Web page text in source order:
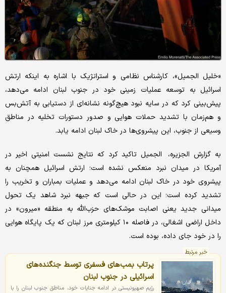
«خلیل الجمیل»، کارشناس نظامی و استراتژیک با اشاره به اینکه ارتش
اسرائیل به توسعه عملیات زمینی خود در جنوب لبنان ادامه می‌دهد،
پیش‌بینی کرد که در سایه نبود هیچ‌گونه نشانه‌ای از دستیابی به آتش‌بس
و هم‌زمان با تشدید حملات هوایی و صدور دستورات تخلیه در مناطق
وسیعی از جنوب، این پیشروی‌ها در خاک لبنان ادامه یابد.
به گزارش الجزیره، الجمیل تاکید کرد که نتایج نشست امنیتی اخیر در
آمریکا در میدان نبرد منعکس نشده است؛ ارتش اسرائیل همچنان به
پیشروی خود در خاک لبنان ادامه می‌دهد و عملیات بمباران و تخریب را
تشدید کرده است؛ این در حالی است که جبهه نبرد شاهد یک تحول
میدانی جدید یعنی اصابت موشک‌های حزب‌الله به منطقه «میرون» در
داخل اراضی اشغالی، در فاصله ۱۰ کیلومتری مرز لبنان که یک پایگاه هوایی
را در خود جای داده، بوده است.
خبر مرتبط
پرتاب بمب‌های فسفری توسط جنگنده‌های
اسرائیلی در جنوب لبنان
رژیم صهیونیستی در ادامه جنایات خود، مناطق جنوب لبنان را با